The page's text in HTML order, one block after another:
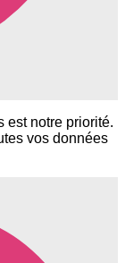
est notre priorité.
vos données